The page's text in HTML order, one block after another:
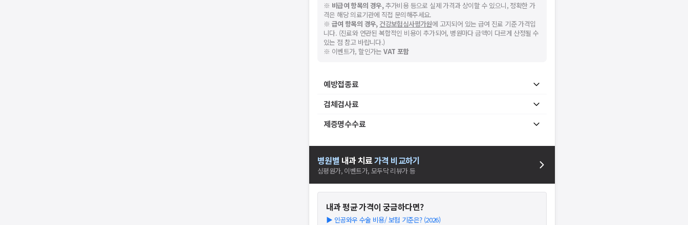
※ 비급여 항목의 경우,추가비용 등으로 실제 가격과 상이할 수 있으니, 정확한 가
격은 해당 의료기관에 직접 문의해주세요.
※ 급여 항목의 경우, 건강보험심사평가원에 고지되어 있는 급여 진료 기준 가격입
니다. (진료와 연관된 복합적인 비용이 추가되어, 병원마다 금액이 다르게 산정될 수
있는 점 참고 바랍니다.)
※ 이벤트가, 할인가는VAT 포함
예방접종료
검체검사료
제증명수수료
병원별 내과치료가격 비교하기
심평원가, 이벤트가, 모두닥 리뷰가 등
내과평균 가격이 궁금하다면?
▶ 인공와우 수술 비용/ 보험 기준은? (2026)